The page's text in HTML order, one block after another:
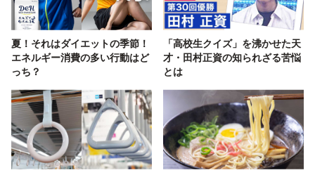
夏！それはダイエットの季節！
エネルギー消費の多い行動はど
っち？
「高校生クイズ」を沸かせた天
才・田村正資の知られざる苦悩
とは